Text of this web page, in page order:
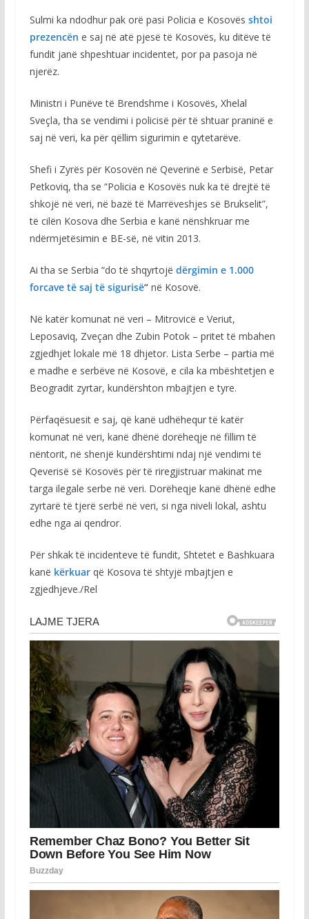
Sulmi ka ndodhur pak orë pasi Policia e Kosovës shtoi
prezencën e saj në atë pjesë të Kosovës, ku ditëve të
fundit janë shpeshtuar incidentet, por pa pasoja në
njerëz.
Ministri i Punëve të Brendshme i Kosovës, Xhelal
Sveçla, tha se vendimi i policisë për të shtuar praninë e
saj në veri, ka për qëllim sigurimin e qytetarëve.
Shefi i Zyrës për Kosovën në Qeverinë e Serbisë, Petar
Petkoviq, tha se “Policia e Kosovës nuk ka të drejtë të
shkojë në veri, në bazë të Marrëveshjes së Brukselit”,
të cilën Kosova dhe Serbia e kanë nënshkruar me
ndërmjetësimin e BE-së, në vitin 2013.
Ai tha se Serbia “do të shqyrtojë dërgimin e 1.000
forcave të saj të sigurisë“në Kosovë.
Në katër komunat në veri – Mitrovicë e Veriut,
Leposaviq, Zveçan dhe Zubin Potok – pritet të mbahen
zgjedhjet lokale më 18 dhjetor. Lista Serbe – partia më
e madhe e serbëve në Kosovë, e cila ka mbështetjen e
Beogradit zyrtar, kundërshton mbajtjen e tyre.
Përfaqësuesit e saj, që kanë udhëhequr të katër
komunat në veri, kanë dhënë dorëheqje në fillim të
nëntorit, në shenjë kundërshtimi ndaj një vendimi të
Qeverisë së Kosovës për të riregjistruar makinat me
targa ilegale serbe në veri. Dorëheqje kanë dhënë edhe
zyrtarë të tjerë serbë në veri, si nga niveli lokal, ashtu
edhe nga ai qendror.
Për shkak të incidenteve të fundit, Shtetet e Bashkuara
kanë kërkuar që Kosova të shtyjë mbajtjen e
zgjedhjeve./Rel